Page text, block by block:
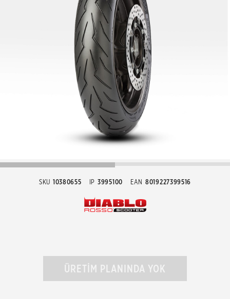
SKU 10380655 IP 3995100 EAN 8019227399516
ÜRETİM PLANINDA YOK